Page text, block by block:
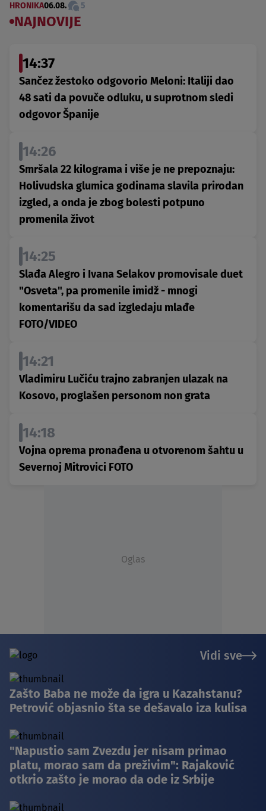
HRONIKA06.08. 5
NAJNOVIJE
14:37
Sančez žestoko odgovorio Meloni: Italiji dao
48 sati da povuče odluku, u suprotnom sledi
odgovor Španije
14:26
Smršala 22 kilograma i više je ne prepoznaju:
Holivudska glumica godinama slavila prirodan
izgled, a onda je zbog bolesti potpuno
promenila život
14:25
Slađa Alegro i Ivana Selakov promovisale duet
"Osveta", pa promenile imidž - mnogi
komentarišu da sad izgledaju mlađe
FOTO/VIDEO
14:21
Vladimiru Lučiću trajno zabranjen ulazak na
Kosovo, proglašen personom non grata
14:18
Vojna oprema pronađena u otvorenom šahtu u
Severnoj Mitrovici FOTO
Oglas
Vidi sve
Zašto Baba ne može da igra u Kazahstanu?
Petrović objasnio šta se dešavalo iza kulisa
"Napustio sam Zvezdu jer nisam primao
platu, morao sam da preživim": Rajaković
otkrio zašto je morao da ode iz Srbije